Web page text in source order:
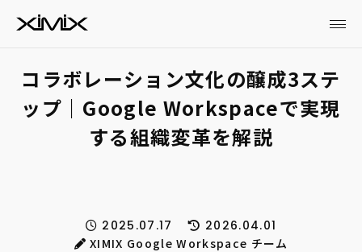
コラボレーション文化の醸成3ステ
ップ｜Google Workspaceで実現
する組織変革を解説
2025.07.17
2026.04.01
XIMIX Google Workspace チーム